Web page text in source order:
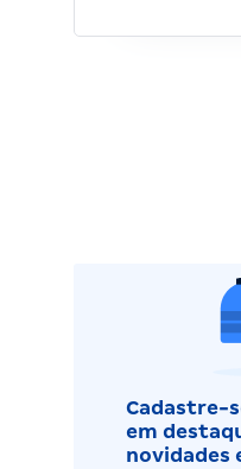
Cadastre-
em
novidades